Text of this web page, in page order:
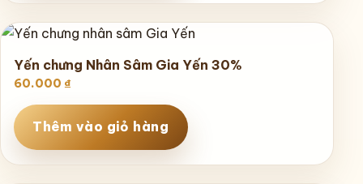
Yến chưng Nhân Sâm Gia Yến 30%
60.000 ₫
Thêm vào giỏ hàng